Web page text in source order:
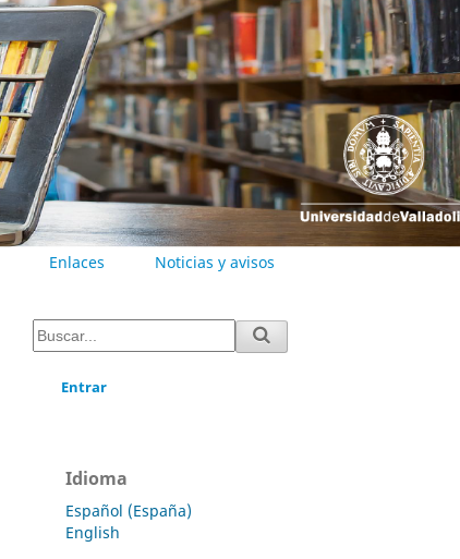
Enlaces Noticias y avisos
Entrar
Idioma
Español (España)
English